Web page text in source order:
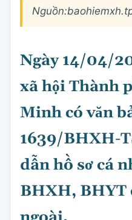
Ngày 14/04/
xã hội Thành
Minh có văn
1639/BHXH-
dẫn hồ sơ cá
BHXH, BHYT